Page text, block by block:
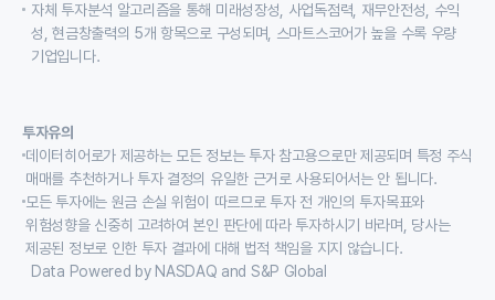
자체 투자분석 알고리즘을 통해 미래성장성, 사업독점력, 재무안전성, 수익
성, 현금창출력의 5개 항목으로 구성되며, 스마트스코어가 높을 수록 우량
기업입니다.
투자유의
데이터히어로가 제공하는 모든 정보는 투자 참고용으로만 제공되며 특정 주식
매매를 추천하거나 투자 결정의 유일한 근거로 사용되어서는 안 됩니다.
모든 투자에는 원금 손실 위험이 따르므로 투자 전 개인의 투자목표와
위험성향을 신중히 고려하여 본인 판단에 따라 투자하시기 바라며, 당사는
제공된 정보로 인한 투자 결과에 대해 법적 책임을 지지 않습니다.
Data Powered by NASDAQ and S&P Global